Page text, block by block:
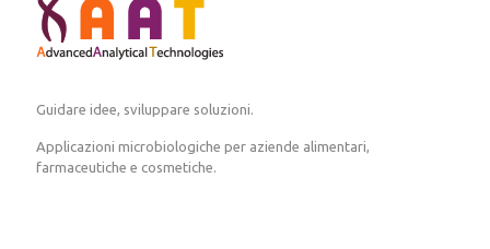
Guidare idee, sviluppare soluzioni.
Applicazioni microbiologiche per aziende alimentari,
farmaceutiche e cosmetiche.